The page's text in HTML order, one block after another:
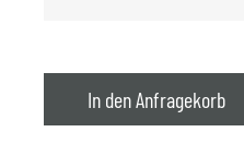
In den Anfragekorb